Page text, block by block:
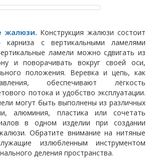
жалюзи. Конструкция жалюзи состоит
карниза с вертикальными ламелями
ламели можно сдвигать из
и поворачивать вокруг своей оси,
положения. Веревка и цепь, как
обеспечивают лёгкость
потока и удобство эксплуатации.
могут быть выполнены из различных
алюминия, пластика или сочетать
в одном изделии при создании
Обратите внимание на нитяные
излюбленным инструментом
деления пространства.